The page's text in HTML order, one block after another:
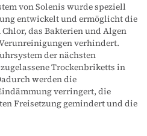
von Solenis wurde speziell
entwickelt und ermöglicht die
das Bakterien und Algen
verhindert.
der nächsten
Trockenbriketts in
werden die
verringert, die
Freisetzung gemindert und die